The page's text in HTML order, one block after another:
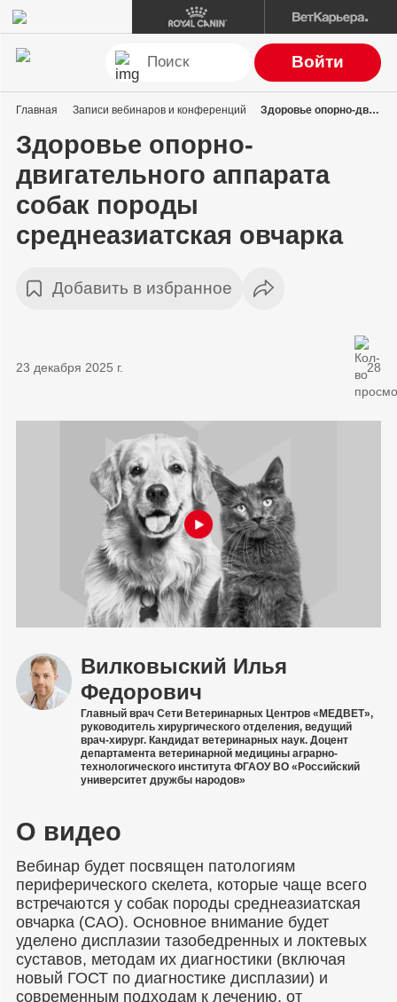
Войти
Главная Записи вебинаров и конференций Здоровье опорно-двигательного аппарата собак породы среднеазиатская овчарка
Здоровье опорно-
двигательного аппарата
собак породы
среднеазиатская овчарка
Добавить в избранное
23 декабря 2025 г. 28
Вилковыский Илья
Федорович
Главный врач Сети Ветеринарных Центров «МЕДВЕТ»,
руководитель хирургического отделения, ведущий
врач-хирург. Кандидат ветеринарных наук. Доцент
департамента ветеринарной медицины аграрно-
технологического института ФГАОУ ВО «Российский
университет дружбы народов»
О видео
Вебинар будет посвящен патологиям
периферического скелета, которые чаще всего
встречаются у собак породы среднеазиатская
овчарка (САО). Основное внимание будет
уделено дисплазии тазобедренных и локтевых
суставов, методам их диагностики (включая
новый ГОСТ по диагностике дисплазии) и
современным подходам к лечению, от